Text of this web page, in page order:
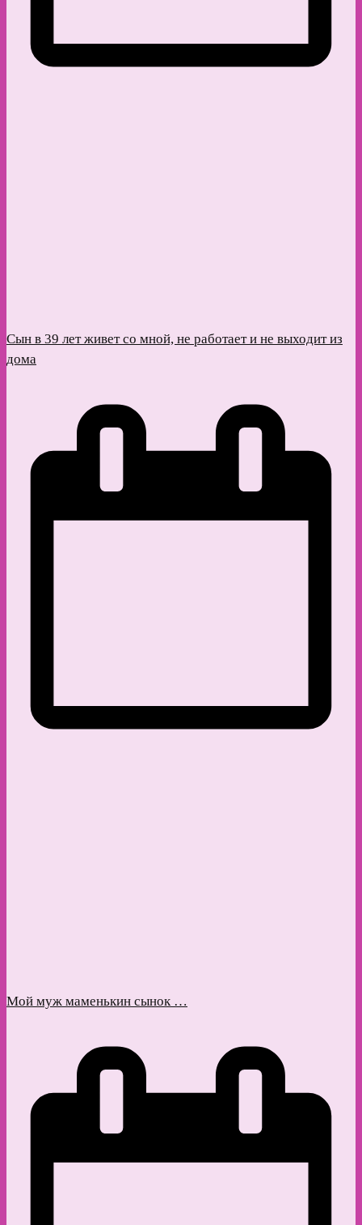
Сын в 39 лет живет со мной, не работает и не выходит из
дома
Мой муж маменькин сынок …